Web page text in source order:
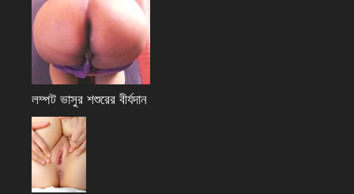
লম্পট ভাসুর শশুরের বীর্যদান